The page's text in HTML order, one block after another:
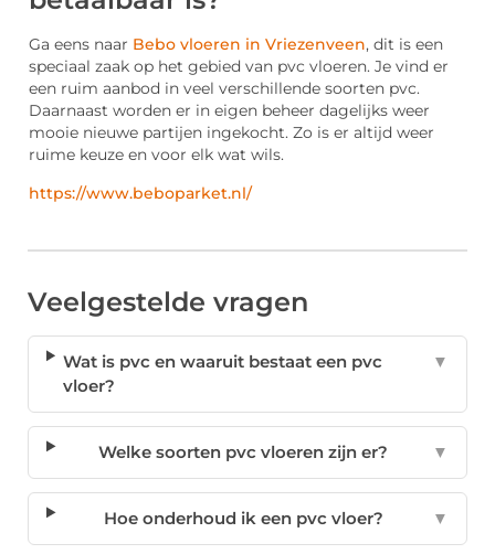
Ga eens naar Bebo vloeren in Vriezenveen, dit is een
speciaal zaak op het gebied van pvc vloeren. Je vind er
een ruim aanbod in veel verschillende soorten pvc.
Daarnaast worden er in eigen beheer dagelijks weer
mooie nieuwe partijen ingekocht. Zo is er altijd weer
ruime keuze en voor elk wat wils.
https://www.beboparket.nl/
Veelgestelde vragen
Wat is pvc en waaruit bestaat een pvc
vloer?
▼
Welke soorten pvc vloeren zijn er? ▼
Hoe onderhoud ik een pvc vloer? ▼